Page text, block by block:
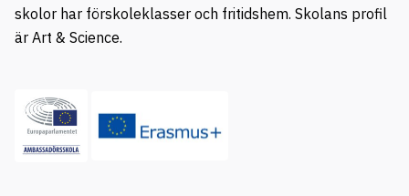
skolor har förskoleklasser och fritidshem. Skolans profil
är Art & Science.